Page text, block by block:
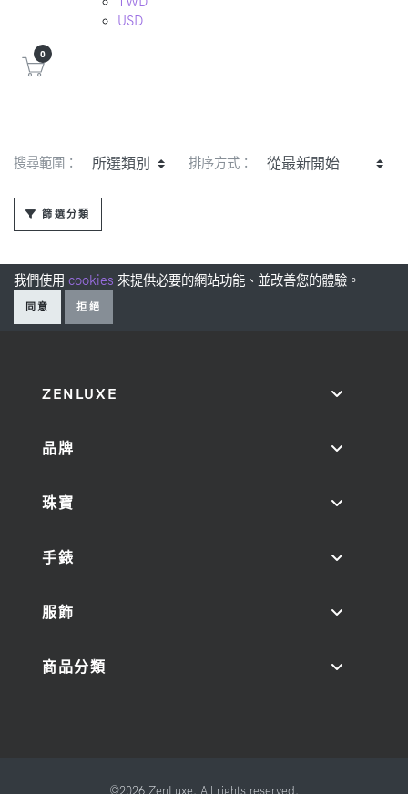
USD
0
搜尋範圍： 排序方式：
篩選分類
我們使用 cookies 來提供必要的網站功能、並改善您的體驗。
同意 拒絕
ZENLUXE
品牌
珠寶
手錶
服飾
商品分類
©2026 ZenLuxe. All rights reserved.